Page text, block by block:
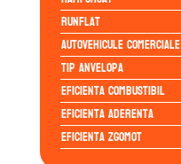
Runflat
Autovehicule comerciale
Tip anvelopa
Eficienta Combustibil
Eficienta Aderenta
Eficienta Zgomot